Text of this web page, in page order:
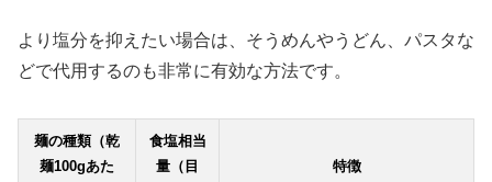
より塩分を抑えたい場合は、そうめんやうどん、パスタな
どで代用するのも非常に有効な方法です。
麺の種類（乾
麺100gあた
食塩相当
量（目
特徴